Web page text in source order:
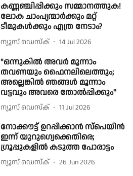
കണ്ണഞ്ചിപ്പിക്കും സമ്മാനത്തുക!
ലോക ചാംപ്യന്മാർക്കും മറ്റ്
ടീമുകൾക്കും എത്ര നേടാം?
ന്യൂസ് ഡെസ്ക് 14 Jul 2026
"ഒന്നുകില്‍ അവര്‍ മൂന്നാം
തവണയും ഫൈനലിലെത്തും;
അല്ലെങ്കില്‍ ഞങ്ങള്‍ മൂന്നാം
വട്ടവും അവരെ തോല്‍പ്പിക്കും''
ന്യൂസ് ഡെസ്ക് 11 Jul 2026
നോക്കൗട്ട് ഉറപ്പിക്കാന്‍ സ്‌പെയിന്‍
ഇന്ന് യുറുഗ്വെക്കെതിരെ;
ഗ്രൂപ്പുകളില്‍ കടുത്ത പോരാട്ടം
ന്യൂസ് ഡെസ്ക് 26 Jun 2026